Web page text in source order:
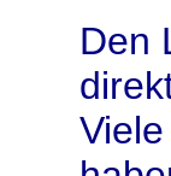
Den